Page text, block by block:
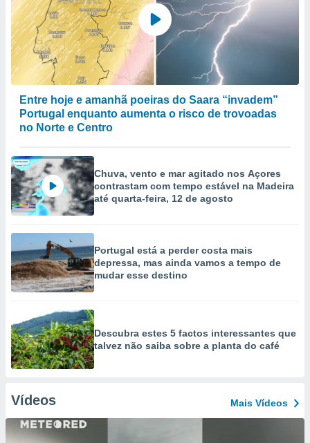
Entre hoje e amanhã poeiras do Saara “invadem”
Portugal enquanto aumenta o risco de trovoadas
no Norte e Centro
Chuva, vento e mar agitado nos Açores
contrastam com tempo estável na Madeira
até quarta-feira, 12 de agosto
Portugal está a perder costa mais
depressa, mas ainda vamos a tempo de
mudar esse destino
Descubra estes 5 factos interessantes que
talvez não saiba sobre a planta do café
Vídeos Mais Vídeos